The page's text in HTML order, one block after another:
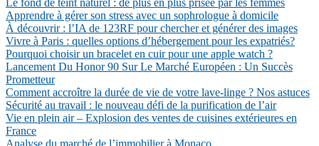
Le fond de teint naturel : de plus en plus prisée par les femmes
Apprendre à gérer son stress avec un sophrologue à domicile
À découvrir : l’IA de 123RF pour chercher et générer des images
Vivre à Paris : quelles options d’hébergement pour les expatriés?
Pourquoi choisir un bracelet en cuir pour une apple watch ?
Lancement Du Honor 90 Sur Le Marché Européen : Un Succès
Prometteur
Comment accroître la durée de vie de votre lave-linge ? Nos astuces
Sécurité au travail : le nouveau défi de la purification de l’air
Vie en plein air – Explosion des ventes de cuisines extérieures en
France
Analyse du marché de l’immobilier à Monaco